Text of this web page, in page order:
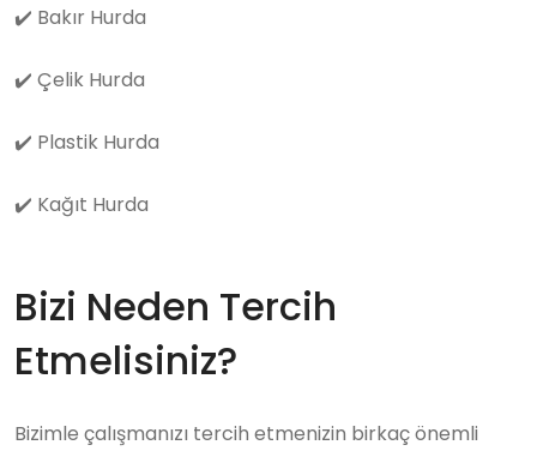
✔️ Bakır Hurda
✔️ Çelik Hurda
✔️ Plastik Hurda
✔️ Kağıt Hurda
Bizi Neden Tercih
Etmelisiniz?
Bizimle çalışmanızı tercih etmenizin birkaç önemli